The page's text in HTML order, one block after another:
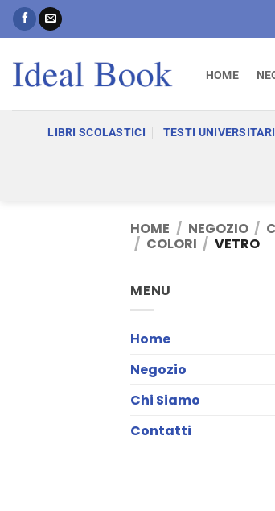
Salta
HOME
LIBRI SCOLASTICI TESTI UNIVERSITARI
HOME / NEGOZIO /
/ COLORI / VETRO
MENU
Home
Negozio
Chi Siamo
Contatti